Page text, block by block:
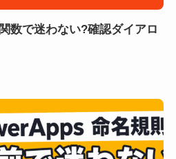
数で迷わない?確認ダイアロ